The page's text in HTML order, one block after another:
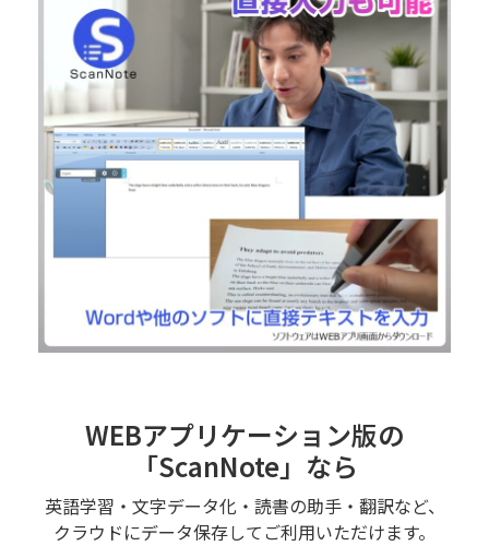
WEBアプリケーション版の
「ScanNote」なら
英語学習・文字データ化・読書の助手・翻訳など、
クラウドにデータ保存してご利用いただけます。